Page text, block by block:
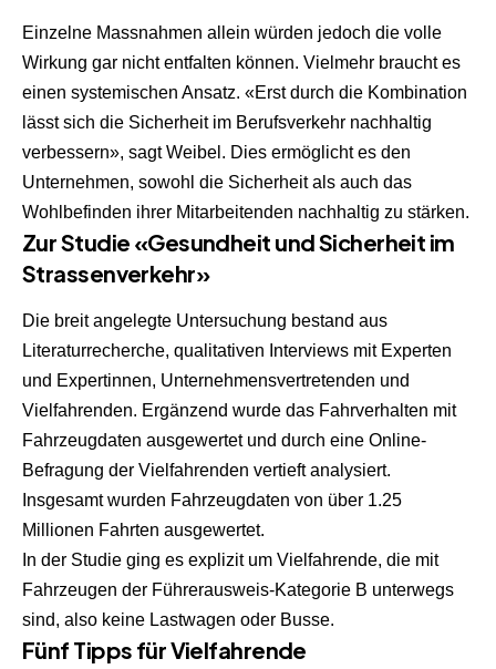
Einzelne Massnahmen allein würden jedoch die volle
Wirkung gar nicht entfalten können. Vielmehr braucht es
einen systemischen Ansatz. «Erst durch die Kombination
lässt sich die Sicherheit im Berufsverkehr nachhaltig
verbessern», sagt Weibel. Dies ermöglicht es den
Unternehmen, sowohl die Sicherheit als auch das
Wohlbefinden ihrer Mitarbeitenden nachhaltig zu stärken.
Zur Studie «Gesundheit und Sicherheit im
Strassenverkehr»
Die breit angelegte Untersuchung bestand aus
Literaturrecherche, qualitativen Interviews mit Experten
und Expertinnen, Unternehmensvertretenden und
Vielfahrenden. Ergänzend wurde das Fahrverhalten mit
Fahrzeugdaten ausgewertet und durch eine Online-
Befragung der Vielfahrenden vertieft analysiert.
Insgesamt wurden Fahrzeugdaten von über 1.25
Millionen Fahrten ausgewertet.
In der Studie ging es explizit um Vielfahrende, die mit
Fahrzeugen der Führerausweis-Kategorie B unterwegs
sind, also keine Lastwagen oder Busse.
Fünf Tipps für Vielfahrende